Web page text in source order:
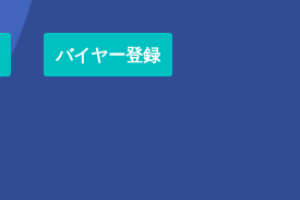
バイヤー登録